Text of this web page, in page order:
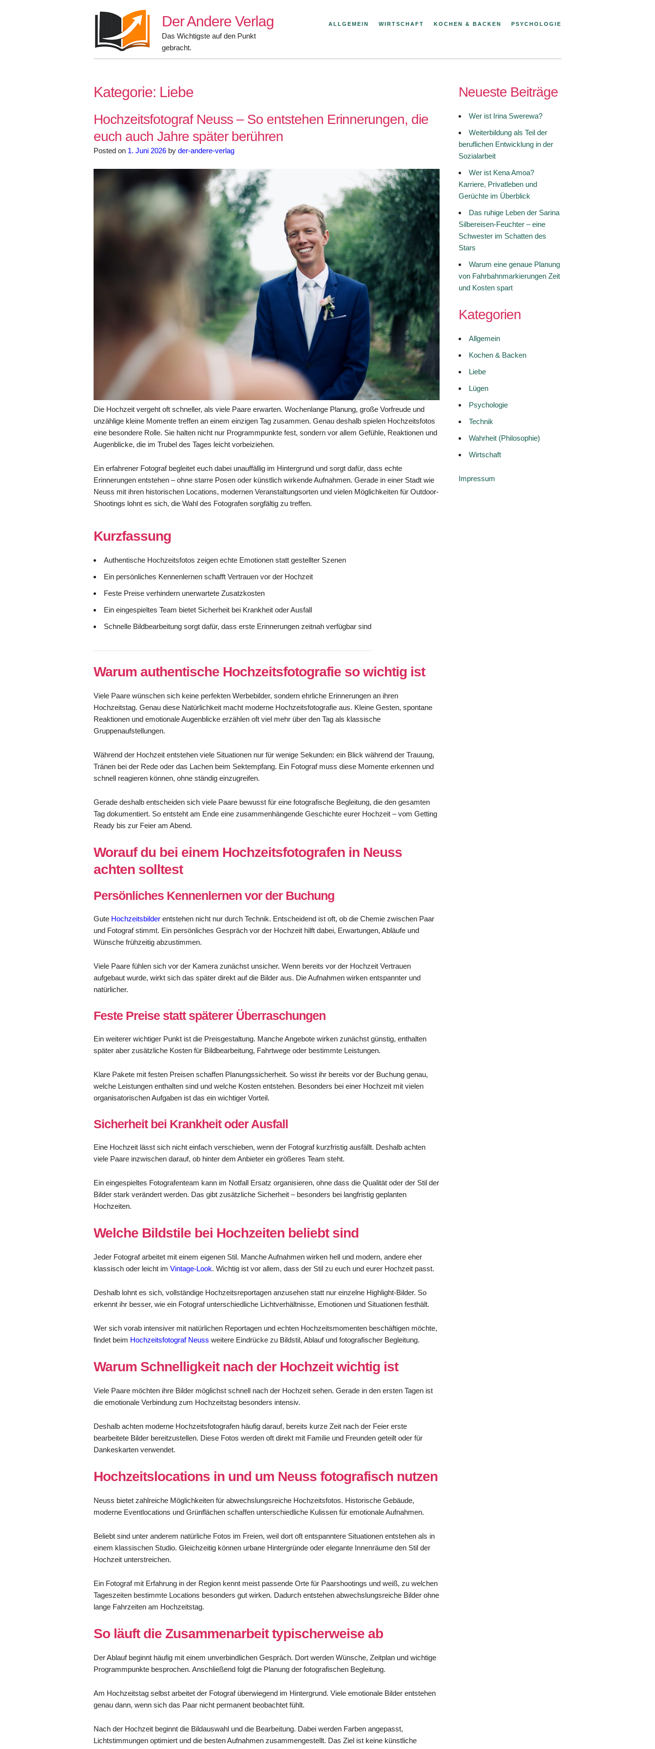
Der Andere Verlag
Das Wichtigste auf den Punkt
gebracht.
ALLGEMEIN WIRTSCHAFT KOCHEN & BACKEN PSYCHOLOGIE
Kategorie: Liebe
Hochzeitsfotograf Neuss – So entstehen Erinnerungen, die
euch auch Jahre später berühren
Posted on 1. Juni 2026 by der-andere-verlag
Die Hochzeit vergeht oft schneller, als viele Paare erwarten. Wochenlange Planung, große Vorfreude und
unzählige kleine Momente treffen an einem einzigen Tag zusammen. Genau deshalb spielen Hochzeitsfotos
eine besondere Rolle. Sie halten nicht nur Programmpunkte fest, sondern vor allem Gefühle, Reaktionen und
Augenblicke, die im Trubel des Tages leicht vorbeiziehen.
Ein erfahrener Fotograf begleitet euch dabei unauffällig im Hintergrund und sorgt dafür, dass echte
Erinnerungen entstehen – ohne starre Posen oder künstlich wirkende Aufnahmen. Gerade in einer Stadt wie
Neuss mit ihren historischen Locations, modernen Veranstaltungsorten und vielen Möglichkeiten für Outdoor-
Shootings lohnt es sich, die Wahl des Fotografen sorgfältig zu treffen.
Kurzfassung
Authentische Hochzeitsfotos zeigen echte Emotionen statt gestellter Szenen
Ein persönliches Kennenlernen schafft Vertrauen vor der Hochzeit
Feste Preise verhindern unerwartete Zusatzkosten
Ein eingespieltes Team bietet Sicherheit bei Krankheit oder Ausfall
Schnelle Bildbearbeitung sorgt dafür, dass erste Erinnerungen zeitnah verfügbar sind
Warum authentische Hochzeitsfotografie so wichtig ist
Viele Paare wünschen sich keine perfekten Werbebilder, sondern ehrliche Erinnerungen an ihren
Hochzeitstag. Genau diese Natürlichkeit macht moderne Hochzeitsfotografie aus. Kleine Gesten, spontane
Reaktionen und emotionale Augenblicke erzählen oft viel mehr über den Tag als klassische
Gruppenaufstellungen.
Während der Hochzeit entstehen viele Situationen nur für wenige Sekunden: ein Blick während der Trauung,
Tränen bei der Rede oder das Lachen beim Sektempfang. Ein Fotograf muss diese Momente erkennen und
schnell reagieren können, ohne ständig einzugreifen.
Gerade deshalb entscheiden sich viele Paare bewusst für eine fotografische Begleitung, die den gesamten
Tag dokumentiert. So entsteht am Ende eine zusammenhängende Geschichte eurer Hochzeit – vom Getting
Ready bis zur Feier am Abend.
Worauf du bei einem Hochzeitsfotografen in Neuss
achten solltest
Persönliches Kennenlernen vor der Buchung
Gute Hochzeitsbilder entstehen nicht nur durch Technik. Entscheidend ist oft, ob die Chemie zwischen Paar
und Fotograf stimmt. Ein persönliches Gespräch vor der Hochzeit hilft dabei, Erwartungen, Abläufe und
Wünsche frühzeitig abzustimmen.
Viele Paare fühlen sich vor der Kamera zunächst unsicher. Wenn bereits vor der Hochzeit Vertrauen
aufgebaut wurde, wirkt sich das später direkt auf die Bilder aus. Die Aufnahmen wirken entspannter und
natürlicher.
Feste Preise statt späterer Überraschungen
Ein weiterer wichtiger Punkt ist die Preisgestaltung. Manche Angebote wirken zunächst günstig, enthalten
später aber zusätzliche Kosten für Bildbearbeitung, Fahrtwege oder bestimmte Leistungen.
Klare Pakete mit festen Preisen schaffen Planungssicherheit. So wisst ihr bereits vor der Buchung genau,
welche Leistungen enthalten sind und welche Kosten entstehen. Besonders bei einer Hochzeit mit vielen
organisatorischen Aufgaben ist das ein wichtiger Vorteil.
Sicherheit bei Krankheit oder Ausfall
Eine Hochzeit lässt sich nicht einfach verschieben, wenn der Fotograf kurzfristig ausfällt. Deshalb achten
viele Paare inzwischen darauf, ob hinter dem Anbieter ein größeres Team steht.
Ein eingespieltes Fotografenteam kann im Notfall Ersatz organisieren, ohne dass die Qualität oder der Stil der
Bilder stark verändert werden. Das gibt zusätzliche Sicherheit – besonders bei langfristig geplanten
Hochzeiten.
Welche Bildstile bei Hochzeiten beliebt sind
Jeder Fotograf arbeitet mit einem eigenen Stil. Manche Aufnahmen wirken hell und modern, andere eher
klassisch oder leicht im Vintage-Look. Wichtig ist vor allem, dass der Stil zu euch und eurer Hochzeit passt.
Deshalb lohnt es sich, vollständige Hochzeitsreportagen anzusehen statt nur einzelne Highlight-Bilder. So
erkennt ihr besser, wie ein Fotograf unterschiedliche Lichtverhältnisse, Emotionen und Situationen festhält.
Wer sich vorab intensiver mit natürlichen Reportagen und echten Hochzeitsmomenten beschäftigen möchte,
findet beim Hochzeitsfotograf Neuss weitere Eindrücke zu Bildstil, Ablauf und fotografischer Begleitung.
Warum Schnelligkeit nach der Hochzeit wichtig ist
Viele Paare möchten ihre Bilder möglichst schnell nach der Hochzeit sehen. Gerade in den ersten Tagen ist
die emotionale Verbindung zum Hochzeitstag besonders intensiv.
Deshalb achten moderne Hochzeitsfotografen häufig darauf, bereits kurze Zeit nach der Feier erste
bearbeitete Bilder bereitzustellen. Diese Fotos werden oft direkt mit Familie und Freunden geteilt oder für
Dankeskarten verwendet.
Hochzeitslocations in und um Neuss fotografisch nutzen
Neuss bietet zahlreiche Möglichkeiten für abwechslungsreiche Hochzeitsfotos. Historische Gebäude,
moderne Eventlocations und Grünflächen schaffen unterschiedliche Kulissen für emotionale Aufnahmen.
Beliebt sind unter anderem natürliche Fotos im Freien, weil dort oft entspanntere Situationen entstehen als in
einem klassischen Studio. Gleichzeitig können urbane Hintergründe oder elegante Innenräume den Stil der
Hochzeit unterstreichen.
Ein Fotograf mit Erfahrung in der Region kennt meist passende Orte für Paarshootings und weiß, zu welchen
Tageszeiten bestimmte Locations besonders gut wirken. Dadurch entstehen abwechslungsreiche Bilder ohne
lange Fahrzeiten am Hochzeitstag.
So läuft die Zusammenarbeit typischerweise ab
Der Ablauf beginnt häufig mit einem unverbindlichen Gespräch. Dort werden Wünsche, Zeitplan und wichtige
Programmpunkte besprochen. Anschließend folgt die Planung der fotografischen Begleitung.
Am Hochzeitstag selbst arbeitet der Fotograf überwiegend im Hintergrund. Viele emotionale Bilder entstehen
genau dann, wenn sich das Paar nicht permanent beobachtet fühlt.
Nach der Hochzeit beginnt die Bildauswahl und die Bearbeitung. Dabei werden Farben angepasst,
Lichtstimmungen optimiert und die besten Aufnahmen zusammengestellt. Das Ziel ist keine künstliche
Neueste Beiträge
Wer ist Irina Swerewa?
Weiterbildung als Teil der
beruflichen Entwicklung in der
Sozialarbeit
Wer ist Kena Amoa?
Karriere, Privatleben und
Gerüchte im Überblick
Das ruhige Leben der Sarina
Silbereisen-Feuchter – eine
Schwester im Schatten des
Stars
Warum eine genaue Planung
von Fahrbahnmarkierungen Zeit
und Kosten spart
Kategorien
Allgemein
Kochen & Backen
Liebe
Lügen
Psychologie
Technik
Wahrheit (Philosophie)
Wirtschaft
Impressum